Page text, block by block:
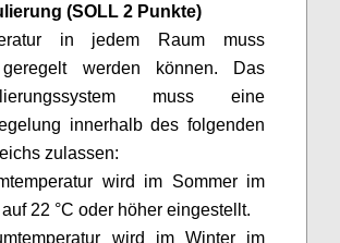
(SOLL 2 Punkte)
in jedem Raum muss
werden können. Das
muss eine
innerhalb des folgenden
zulassen:
wird im Sommer im
22 °C oder höher eingestellt.
wird im Winter im